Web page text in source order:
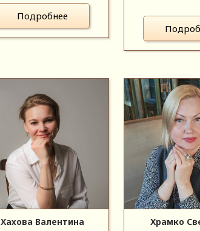
Подробнее
Хахова Валентина
Храмко